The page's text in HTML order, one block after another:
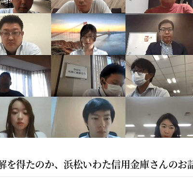
を得たのか、浜松いわた信用金庫さんのお